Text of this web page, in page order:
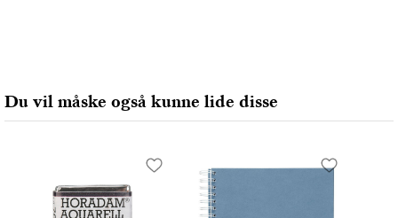
65205 Wiesbaden, Germany
export@holtz-gmbh.de
Du vil måske også kunne lide disse